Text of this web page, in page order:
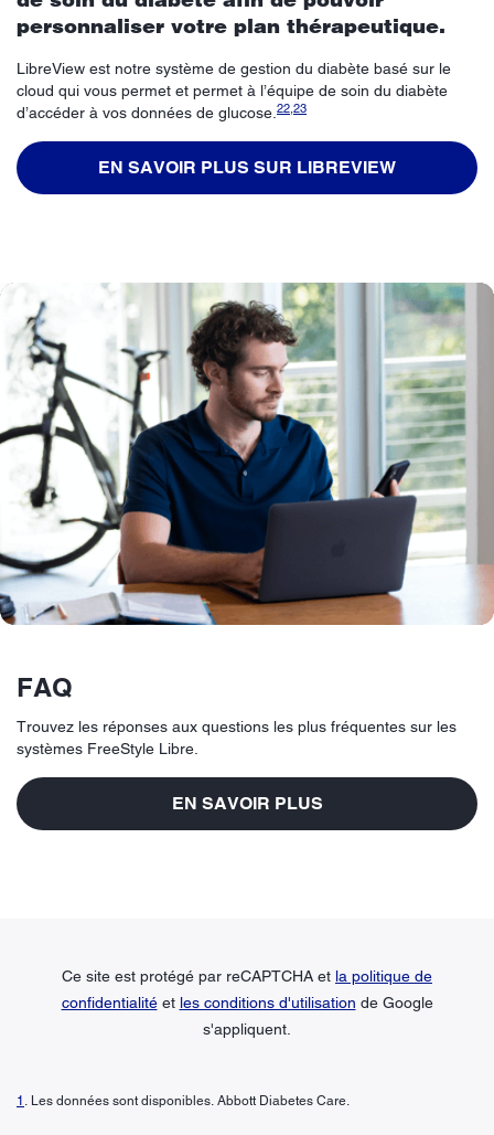
personnaliser votre plan thérapeutique.
LibreView est notre système de gestion du diabète basé sur le
cloud qui vous permet et permet à l’équipe de soin du diabète
d’accéder à vos données de glucose. 22 23
EN SAVOIR PLUS SUR LIBREVIEW
FAQ
Trouvez les réponses aux questions les plus fréquentes sur les
systèmes FreeStyle Libre.
EN SAVOIR PLUS
Ce site est protégé par reCAPTCHA et la politique de
confidentialitéet les conditions d'utilisation de Google
s'appliquent.
1 . Les données sont disponibles. Abbott Diabetes Care.